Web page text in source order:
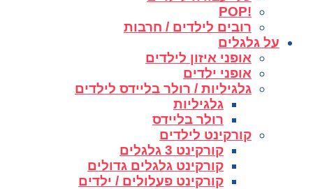
!POP
רובים לילדים / חרבות
על גלגלים
אופני איזון לילדים
אופני ילדים
גלגיליות / רולר בליידס לילדים
גלגיליות
רולר בליידס
קורקינט לילדים
קורקינט 3 גלגלים
קורקינט גלגלים גדולים
קורקינט פעלולים / ילדים